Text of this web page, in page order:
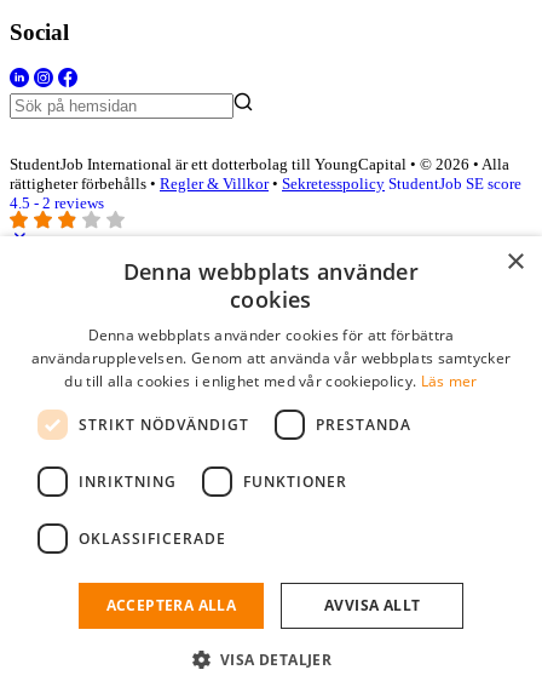
Social
StudentJob International är ett dotterbolag till YoungCapital • © 2026 • Alla
rättigheter förbehålls • Regler & Villkor• Sekretesspolicy StudentJob SE score
4.5 - 2 reviews
Logga in som företag
Lösenord
kom ihåg mig
logga in
Kostnadsfri företagsprofil
och söka efter passande kandidater till ditt företag.
×
Denna webbplats använder
cookies
Denna webbplats använder cookies för att förbättra
användarupplevelsen. Genom att använda vår webbplats samtycker
du till alla cookies i enlighet med vår cookiepolicy. Läs mer
STRIKT NÖDVÄNDIGT PRESTANDA
INRIKTNING FUNKTIONER
OKLASSIFICERADE
ACCEPTERA ALLA AVVISA ALLT
VISA DETALJER